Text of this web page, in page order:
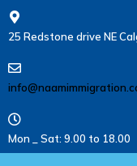
25 Redstone drive NE
Mon _ Sat: 9.00 to 18.00